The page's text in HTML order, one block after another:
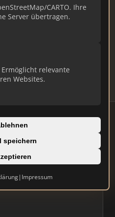
CARTO. Ihre
Server übertragen.
relevante
Websites.
speichern
| Impressum
bearbeiten Sie Ihre
⭐ Etabliert